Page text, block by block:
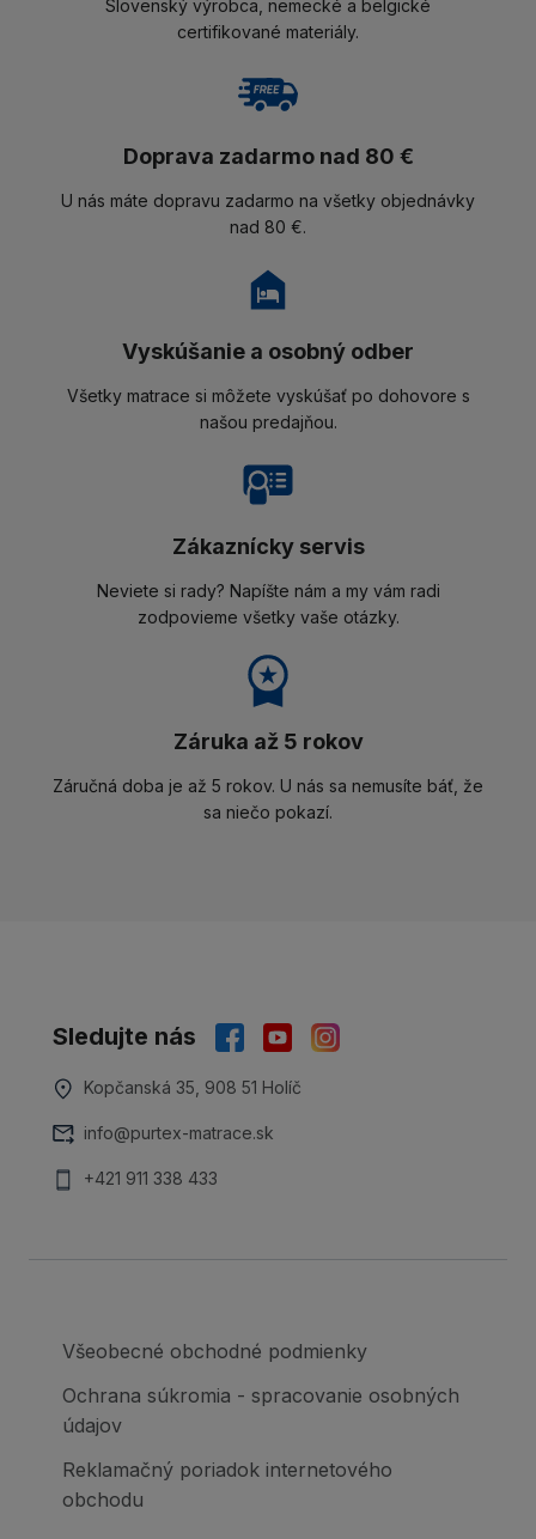
Slovenský výrobca, nemecké a belgické
certifikované materiály.
Doprava zadarmo nad 80 €
U nás máte dopravu zadarmo na všetky objednávky
nad 80 €.
Vyskúšanie a osobný odber
Všetky matrace si môžete vyskúšať po dohovore s
našou predajňou.
Zákaznícky servis
Neviete si rady? Napíšte nám a my vám radi
zodpovieme všetky vaše otázky.
Záruka až 5 rokov
Záručná doba je až 5 rokov. U nás sa nemusíte báť, že
sa niečo pokazí.
Sledujte nás
Kopčanská 35, 908 51 Holíč
info@purtex-matrace.sk
+421 911 338 433
Všeobecné obchodné podmienky
Ochrana súkromia - spracovanie osobných
údajov
Reklamačný poriadok internetového
obchodu